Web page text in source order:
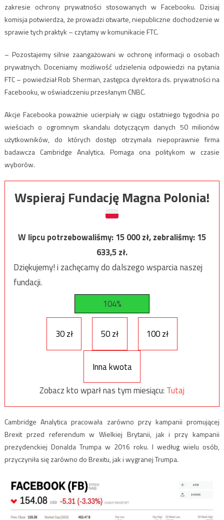
zakresie ochrony prywatności stosowanych w Facebooku. Dzisiaj
komisja potwierdza, że prowadzi otwarte, niepubliczne dochodzenie w
sprawie tych praktyk – czytamy w komunikacie FTC.
– Pozostajemy silnie zaangażowani w ochronę informacji o osobach
prywatnych. Doceniamy możliwość udzielenia odpowiedzi na pytania
FTC – powiedział Rob Sherman, zastępca dyrektora ds. prywatności na
Facebooku, w oświadczeniu przesłanym CNBC.
Akcje Facebooka poważnie ucierpiały w ciągu ostatniego tygodnia po
wieściach o ogromnym skandalu dotyczącym danych 50 milionów
użytkowników, do których dostęp otrzymała niepoprawnie firma
badawcza Cambridge Analytica. Pomaga ona politykom w czasie
wyborów.
Wspieraj Fundację Magna Polonia!
W lipcu potrzebowaliśmy:15 000zł, zebraliśmy:15
633,5zł.
Dziękujemy! i zachęcamy do dalszego wsparcia naszej
fundacji.
104%
30 zł 50 zł 100 zł
Inna kwota
Zobacz kto wparł nas tym miesiącu: Tutaj
Cambridge Analytica pracowała zarówno przy kampanii promującej
Brexit przed referendum w Wielkiej Brytanii, jak i przy kampanii
prezydenckiej Donalda Trumpa w 2016 roku. I według wielu osób,
przyczyniła się zarówno do Brexitu, jak i wygranej Trumpa.